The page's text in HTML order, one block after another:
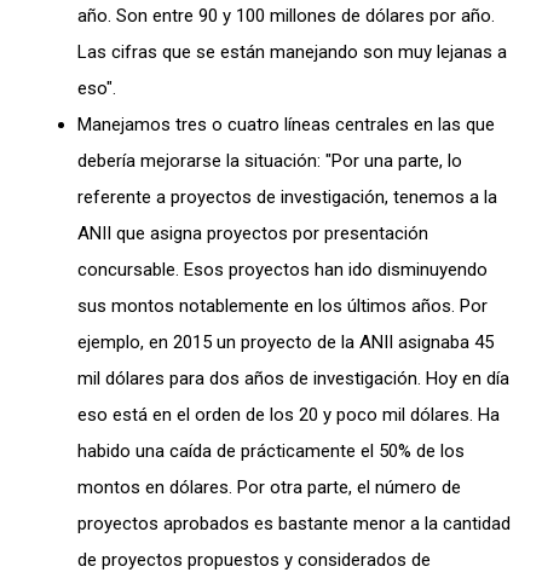
año. Son entre 90 y 100 millones de dólares por año.
Las cifras que se están manejando son muy lejanas a
eso".
Manejamos tres o cuatro líneas centrales en las que
debería mejorarse la situación: "Por una parte, lo
referente a proyectos de investigación, tenemos a la
ANII que asigna proyectos por presentación
concursable. Esos proyectos han ido disminuyendo
sus montos notablemente en los últimos años. Por
ejemplo, en 2015 un proyecto de la ANII asignaba 45
mil dólares para dos años de investigación. Hoy en día
eso está en el orden de los 20 y poco mil dólares. Ha
habido una caída de prácticamente el 50% de los
montos en dólares. Por otra parte, el número de
proyectos aprobados es bastante menor a la cantidad
de proyectos propuestos y considerados de